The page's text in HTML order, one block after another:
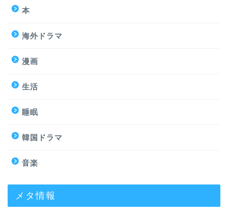
本
海外ドラマ
漫画
生活
睡眠
韓国ドラマ
音楽
メタ情報